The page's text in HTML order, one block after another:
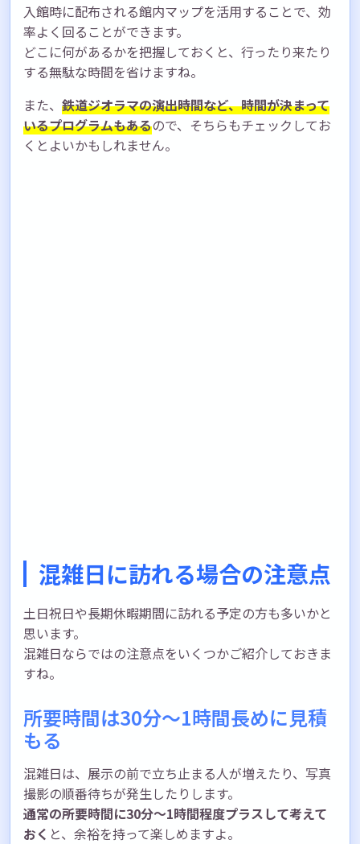
入館時に配布される館内マップを活用することで、効
率よく回ることができます。
どこに何があるかを把握しておくと、行ったり来たり
する無駄な時間を省けますね。
また、 鉄道ジオラマの演出時間など、時間が決まって
いるプログラムもあるので、そちらもチェックしてお
くとよいかもしれません。
混雑日に訪れる場合の注意点
土日祝日や長期休暇期間に訪れる予定の方も多いかと
思います。
混雑日ならではの注意点をいくつかご紹介しておきま
すね。
所要時間は30分〜1時間長めに見積
もる
混雑日は、展示の前で立ち止まる人が増えたり、写真
撮影の順番待ちが発生したりします。
通常の所要時間に30分〜1時間程度プラスして考えて
おく と、余裕を持って楽しめますよ。